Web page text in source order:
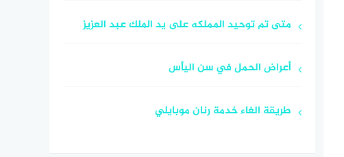
متى تم توحيد المملكه على يد الملك عبد العزيز
أعراض الحمل في سن اليأس
طريقة الغاء خدمة رنان موبايلي